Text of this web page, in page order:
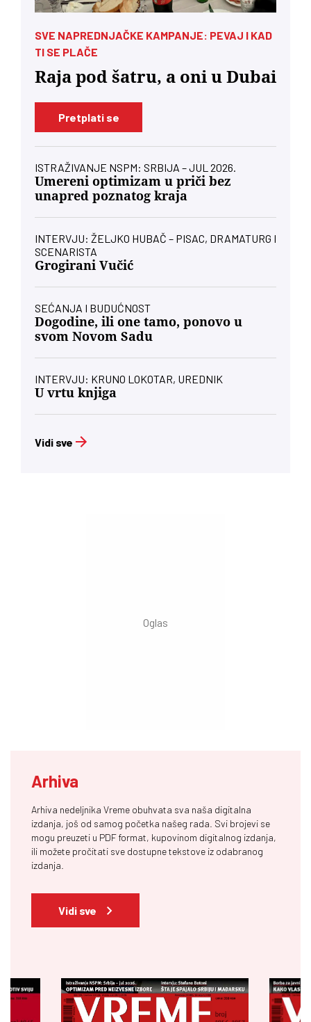
SVE NAPREDNJAČKE KAMPANJE: PEVAJ I KAD
TI SE PLAČE
Raja pod šatru, a oni u Dubai
Pretplati se
ISTRAŽIVANJE NSPM: SRBIJA – JUL 2026.
Umereni optimizam u priči bez
unapred poznatog kraja
INTERVJU: ŽELJKO HUBAČ – PISAC, DRAMATURG I
SCENARISTA
Grogirani Vučić
SEĆANJA I BUDUĆNOST
Dogodine, ili one tamo, ponovo u
svom Novom Sadu
INTERVJU: KRUNO LOKOTAR, UREDNIK
U vrtu knjiga
Vidi sve
Arhiva
Arhiva nedeljnika Vreme obuhvata sva naša digitalna
izdanja, još od samog početka našeg rada. Svi brojevi se
mogu preuzeti u PDF format, kupovinom digitalnog izdanja,
ili možete pročitati sve dostupne tekstove iz odabranog
izdanja.
Vidi sve